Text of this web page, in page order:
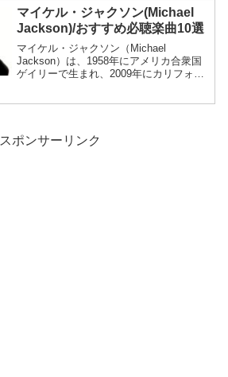
のある低音ヴォイスとセクシーなバラー
ドで知ら...
マイケル・ジャクソン(Michael
Jackson)/おすすめ必聴楽曲10選
マイケル・ジャクソン（Michael
Jackson）は、1958年にアメリカ合衆国
ゲイリーで生まれ、2009年にカリフォル
スポンサーリンク